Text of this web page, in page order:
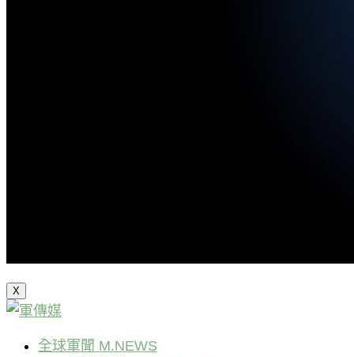
X
全球軍聞 M.NEWS